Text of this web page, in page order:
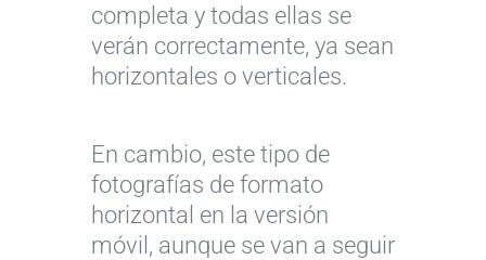
completa y todas ellas se
verán correctamente, ya sean
horizontales o verticales.
En cambio, este tipo de
fotografías de formato
horizontal en la versión
móvil, aunque se van a seguir